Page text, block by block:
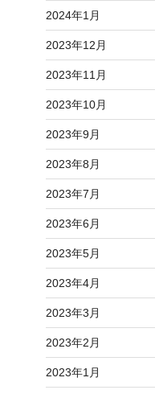
2024年1月
2023年12月
2023年11月
2023年10月
2023年9月
2023年8月
2023年7月
2023年6月
2023年5月
2023年4月
2023年3月
2023年2月
2023年1月